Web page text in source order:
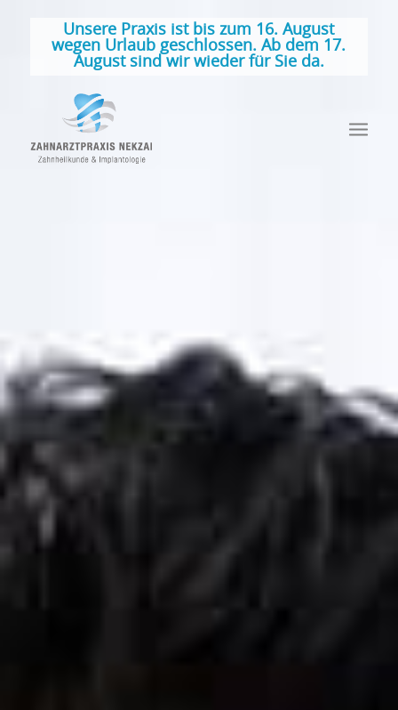
Unsere Praxis ist bis zum 16. August
wegen Urlaub geschlossen. Ab dem 17.
August sind wir wieder für Sie da.